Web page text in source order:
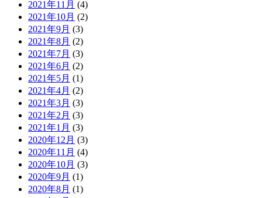
2021年11月 (4)
2021年10月 (2)
2021年9月 (3)
2021年8月 (2)
2021年7月 (3)
2021年6月 (2)
2021年5月 (1)
2021年4月 (2)
2021年3月 (3)
2021年2月 (3)
2021年1月 (3)
2020年12月 (3)
2020年11月 (4)
2020年10月 (3)
2020年9月 (1)
2020年8月 (1)